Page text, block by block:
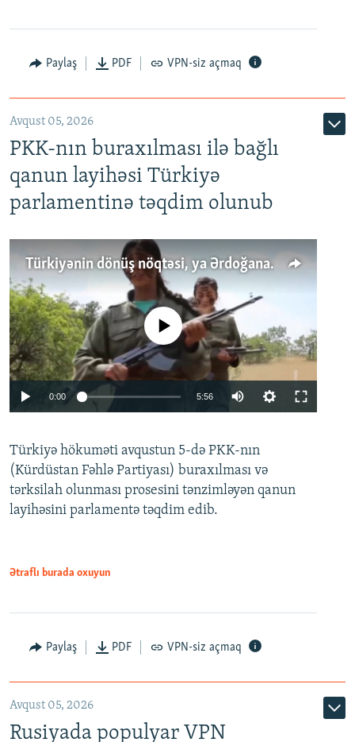
Paylaş PDF VPN-siz açmaq
Avqust 05, 2026
PKK-nın buraxılması ilə bağlı
qanun layihəsi Türkiyə
parlamentinə təqdim olunub
Türkiyənin dönüş nöqtəsi, ya Ərdoğana üçüncü şans: PKK ilə qəfil barışıq nə deməkdir?
Auto 240p 360p 480p
720p 1080p
No media source currently available
0:00 5:56
360p
480p
Türkiyə hökuməti avqustun 5-də PKK-nın
(Kürdüstan Fəhlə Partiyası) buraxılması və
tərksilah olunması prosesini tənzimləyən qanun
layihəsini parlamentə təqdim edib.
Ətraflı burada oxuyun
Paylaş PDF VPN-siz açmaq
Avqust 05, 2026
Rusiyada populyar VPN